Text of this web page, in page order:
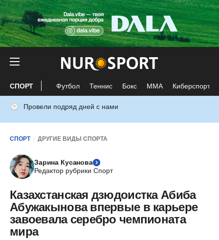
СПОРТ Футбол Теннис Бокс ММА Киберспорт
Провели подряд дней с нами
СПОРТ ДРУГИЕ ВИДЫ СПОРТА
Зарина Кусанова
Редактор рубрики Спорт
Казахстанская дзюдоистка Абиба
Абужакынова впервые в карьере
завоевала серебро чемпионата
мира